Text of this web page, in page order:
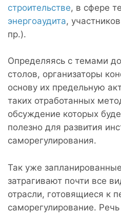
строительстве, в сфере
энергоаудита,
пр.).
Определяясь с темами
столов, организаторы
основу их предельную
таких отработанных
обсуждение которых
полезно для развития
саморегулирования.
Так уже
затрагивают почти все
отрасли, готовящиеся к
саморегулирование.